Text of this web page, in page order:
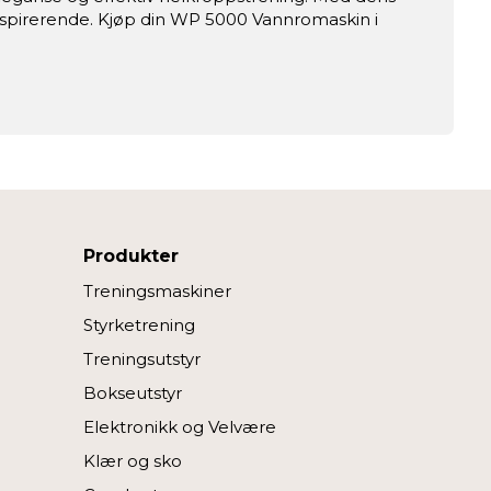
Kjøp din WP 5000 Vannromaskin i
Produkter
Treningsmaskiner
Styrketrening
Treningsutstyr
Bokseutstyr
Elektronikk og Velvære
Klær og sko